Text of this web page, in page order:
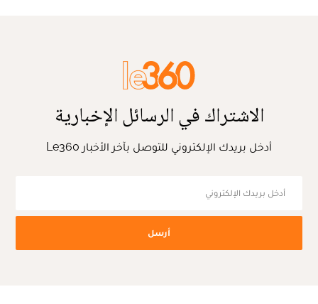
الاشتراك في الرسائل الإخبارية
أدخل بريدك الإلكتروني للتوصل بآخر الأخبار Le360
أرسل